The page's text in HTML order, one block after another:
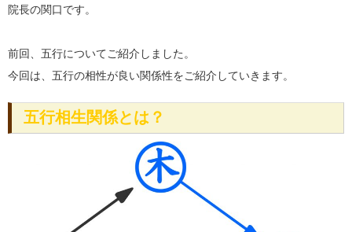
院長の関口です。
前回、五行についてご紹介しました。
今回は、五行の相性が良い関係性をご紹介していきます。
五行相生関係とは？